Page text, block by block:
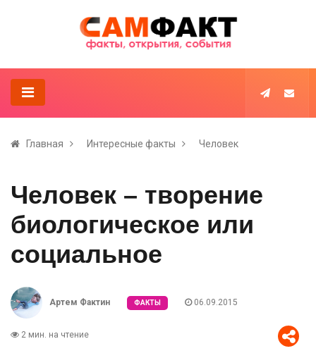
Главная Интересные факты Человек
Человек – творение
биологическое или
социальное
Артем Фактин ФАКТЫ 06.09.2015
2 мин. на чтение